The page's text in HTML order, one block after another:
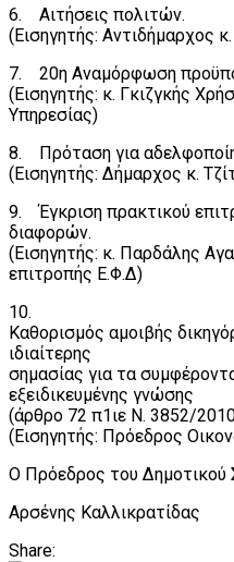
6. Αιτήσεις πολιτών.
(Εισηγητής: Αντιδήμαρχος
7. 20η Αναμόρφωση
(Εισηγητής: κ. Γκιζγκής
Υπηρεσίας)
8. Πρόταση για
(Εισηγητής: Δήμαρχος κ.
9. Έγκριση πρακτικού
διαφορών.
(Εισηγητής: κ. Παρδάλης
επιτροπής Ε.Φ.Δ)
10.
Καθορισμός αμοιβής
ιδιαίτερης
σημασίας για τα
εξειδικευμένης γνώσης
(άρθρο 72 π1ιε Ν. 3852/
(Εισηγητής: Πρόεδρος
Ο Πρόεδρος του Δημοτικού
Αρσένης Καλλικρατίδας
Share: